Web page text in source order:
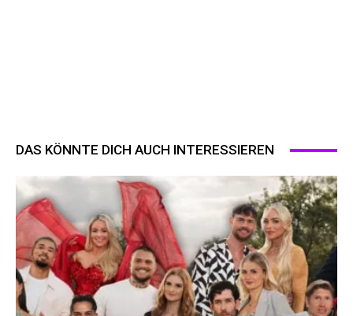
DAS KÖNNTE DICH AUCH INTERESSIEREN